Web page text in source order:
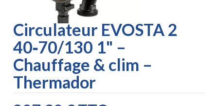
Circulateur EVOSTA 2
40‑70/130 1" –
Chauffage & clim –
Thermador